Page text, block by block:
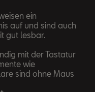
ein
auf und sind auch
gut lesbar.
mit der Tastatur
wie
sind ohne Maus